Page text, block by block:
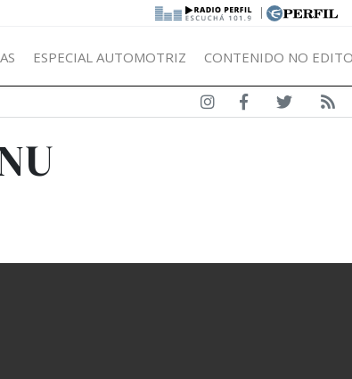
|
ESPECIAL AUTOMOTRIZ CONTENIDO NO